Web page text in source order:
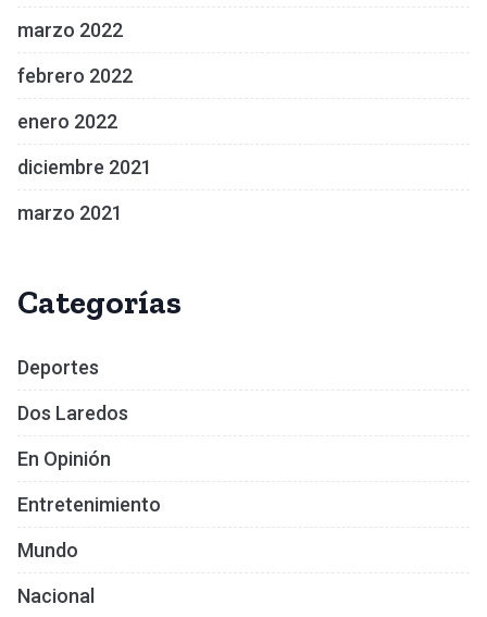
marzo 2022
febrero 2022
enero 2022
diciembre 2021
marzo 2021
Categorías
Deportes
Dos Laredos
En Opinión
Entretenimiento
Mundo
Nacional